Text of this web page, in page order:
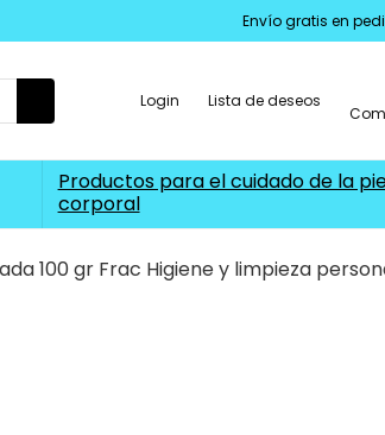
Envío gratis en
Login Lista de deseos
Productos para el cuidado de la
corporal
100 gr Frac Higiene y limpieza